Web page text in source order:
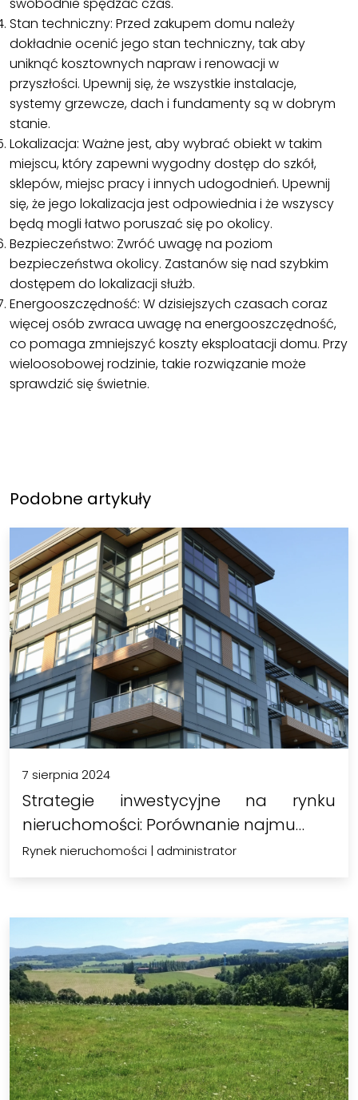
swobodnie spędzać czas.
Stan techniczny: Przed zakupem domu należy
dokładnie ocenić jego stan techniczny, tak aby
uniknąć kosztownych napraw i renowacji w
przyszłości. Upewnij się, że wszystkie instalacje,
systemy grzewcze, dach i fundamenty są w dobrym
stanie.
Lokalizacja: Ważne jest, aby wybrać obiekt w takim
miejscu, który zapewni wygodny dostęp do szkół,
sklepów, miejsc pracy i innych udogodnień. Upewnij
się, że jego lokalizacja jest odpowiednia i że wszyscy
będą mogli łatwo poruszać się po okolicy.
Bezpieczeństwo: Zwróć uwagę na poziom
bezpieczeństwa okolicy. Zastanów się nad szybkim
dostępem do lokalizacji służb.
Energooszczędność: W dzisiejszych czasach coraz
więcej osób zwraca uwagę na energooszczędność,
co pomaga zmniejszyć koszty eksploatacji domu. Przy
wieloosobowej rodzinie, takie rozwiązanie może
sprawdzić się świetnie.
Podobne artykuły
7 sierpnia 2024
Strategie inwestycyjne na rynku
nieruchomości: Porównanie najmu…
Rynek nieruchomości | administrator